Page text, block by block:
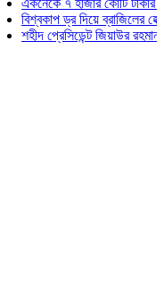
বিশ্বকাপ ড্র দিয়ে ব্রাজিলের হেক্সা
শহীদ প্রেসিডেন্ট জিয়াউর রহমান